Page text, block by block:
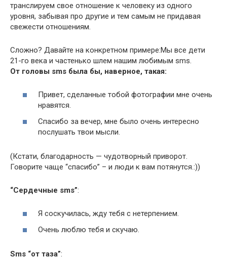
транслируем свое отношение к человеку из одного
уровня, забывая про другие и тем самым не придавая
свежести отношениям.
Сложно? Давайте на конкретном примере:Мы все дети
21-го века и частенько шлем нашим любимым sms.
От головы sms была бы, наверное, такая:
Привет, сделанные тобой фотографии мне очень
нравятся.
Спасибо за вечер, мне было очень интересно
послушать твои мысли.
(Кстати, благодарность — чудотворный приворот.
Говорите чаще “спасибо” – и люди к вам потянутся.:))
“Сердечные sms”:
Я соскучилась, жду тебя с нетерпением.
Очень люблю тебя и скучаю.
Sms “от таза”: